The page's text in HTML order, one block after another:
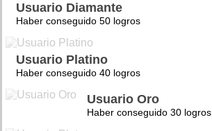
Usuario Diamante
Haber conseguido 50 logros
Usuario Platino
Haber conseguido 40 logros
Usuario Oro
Haber conseguido 30 logros